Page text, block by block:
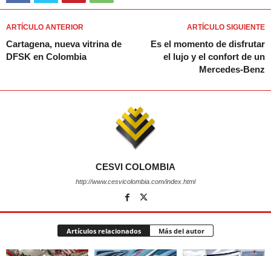
ARTÍCULO ANTERIOR
Cartagena, nueva vitrina de
DFSK en Colombia
ARTÍCULO SIGUIENTE
Es el momento de disfrutar
el lujo y el confort de un
Mercedes-Benz
CESVI COLOMBIA
http://www.cesvicolombia.com/index.html
Artículos relacionados Más del autor